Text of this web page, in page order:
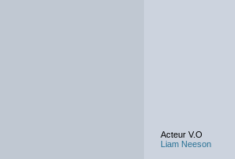
Acteur V.O
Liam Neeson